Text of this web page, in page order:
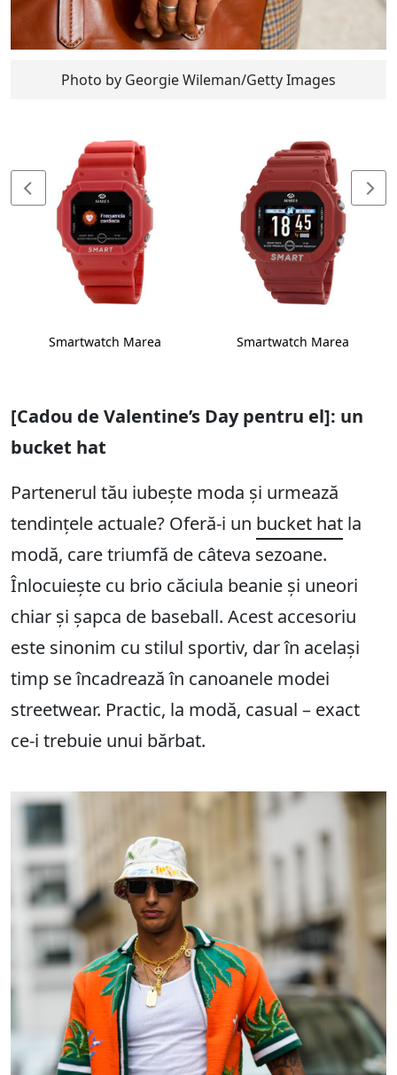
Photo by Georgie Wileman/Getty Images
Smartwatch Marea Smartwatch Marea
[Cadou de Valentine’s Day pentru el]: un
bucket hat
Partenerul tău iubește moda și urmează
tendințele actuale? Oferă-i un bucket hat la
modă, care triumfă de câteva sezoane.
Înlocuiește cu brio căciula beanie și uneori
chiar și șapca de baseball. Acest accesoriu
este sinonim cu stilul sportiv, dar în același
timp se încadrează în canoanele modei
streetwear. Practic, la modă, casual – exact
ce-i trebuie unui bărbat.